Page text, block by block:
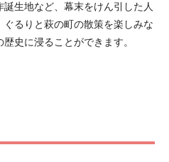
生地など、幕末をけん引した人
るりと萩の町の散策を楽しみな
史に浸ることができます。